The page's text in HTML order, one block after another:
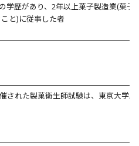
学歴があり、2年以上菓子製造業(菓
と)に従事した者
された製菓衛生師試験は、東京大学